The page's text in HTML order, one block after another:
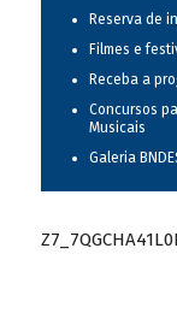
Reserva de
Filmes e
Receba a
Concursos
Musicais
Galeria